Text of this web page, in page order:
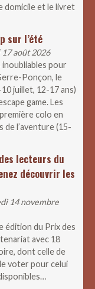
domicile et le livret
sur l’été
août 2026
inoubliables pour
Ponçon, le
juillet, 12-17 ans)
game. Les
colo en
de l’aventure (15-
lecteurs du
découvrir les
14 novembre
édition du Prix des
avec 18
dont celle de
voter pour celui